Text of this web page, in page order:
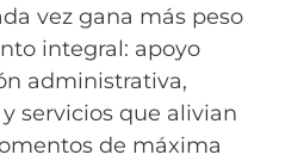
vez gana más peso
integral: apoyo
administrativa,
servicios que alivian
de máxima